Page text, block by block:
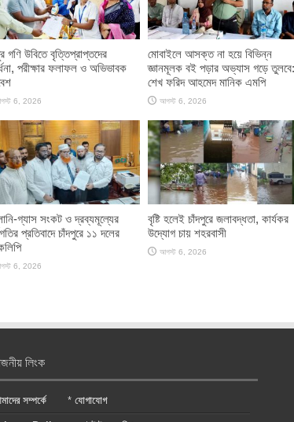
গণি উবিতে বৃত্তিপ্রাপ্তদের
পরীক্ষার ফলাফল ও অভিভাবক
6, 2026
মোবাইলে আসক্ত না হয়ে বিভিন্ন
জ্ঞানমূলক বই পড়ার অভ্যাস গড়ে তুলবে:
শেখ ফরিদ আহমেদ মানিক এমপি
আগস্ট 6, 2026
গ্যাস সংকট ও দ্রব্যমূল্যের
প্রতিবাদে চাঁদপুরে ১১ দলের
6, 2026
বৃষ্টি হলেই চাঁদপুরে জলাবদ্ধতা, কার্যকর
উদ্যোগ চায় শহরবাসী
আগস্ট 6, 2026
লিংক
সম্পর্কে *যোগাযোগ